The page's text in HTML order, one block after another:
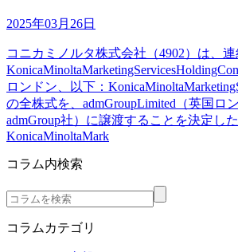
2025年03月26日
コニカミノルタ株式会社（4902）は、
ロンドン、以下：
の全株式を、admGroupLimited（英国ロ
admGroup社）に譲渡することを決定した
KonicaMinoltaMark
コラム内検索
コラムカテゴリ